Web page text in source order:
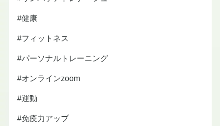
#健康
#フィットネス
#パーソナルトレーニング
#オンラインzoom
#運動
#免疫力アップ